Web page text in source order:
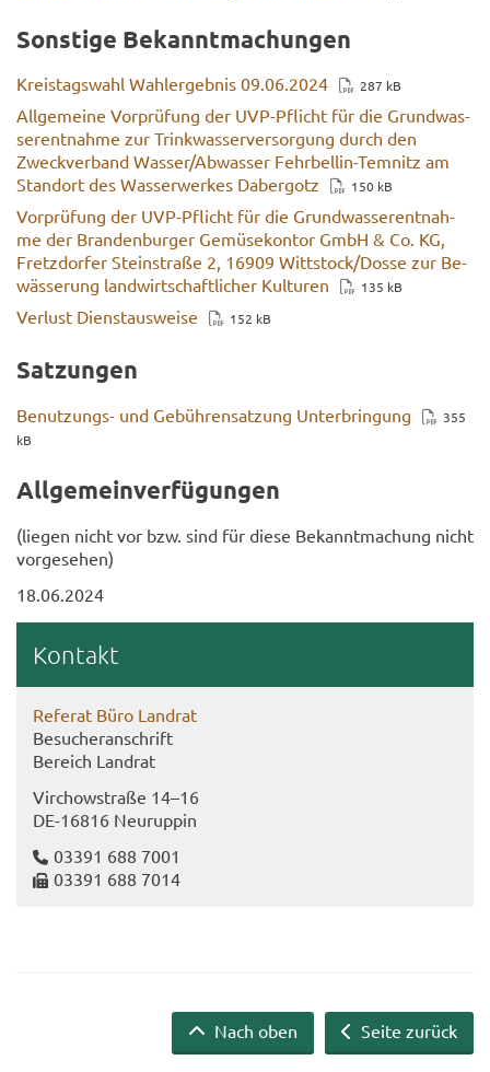
Sons­ti­ge Be­kannt­ma­chun­gen
Kreis­tags­wahl Wahl­er­geb­nis 09.06.2024 287 kB
All­ge­mei­ne Vor­prü­fung der UVP-​Pflicht für die Grund­was­
ser­ent­nah­me zur Trink­was­ser­ver­sor­gung durch den
Zweck­ver­band Was­ser/Ab­was­ser Fehrbellin-​Temnitz am
Stand­ort des Was­ser­wer­kes Da­ber­gotz
150 kB
Vor­prü­fung der UVP-​Pflicht für die Grund­was­ser­ent­nah­
me der Bran­den­bur­ger Ge­mü­se­kon­tor GmbH & Co. KG,
Fretz­dor­fer Stein­stra­ße 2, 16909 Witt­stock/Dosse zur Be­
wäs­se­rung land­wirt­schaft­li­cher Kul­tu­ren
135 kB
Ver­lust Dienst­aus­wei­se 152 kB
Sat­zun­gen
Benutzungs-​ und Ge­büh­ren­sat­zung Un­ter­brin­gung
355
kB
All­ge­mein­ver­fü­gun­gen
(lie­gen nicht vor bzw. sind für diese Be­kannt­ma­chung nicht
vor­ge­se­hen)
18.06.2024
Kon­takt
Re­fe­rat Büro Land­rat
Be­su­cher­an­schrift
Be­reich Land­rat
Virch­ow­stra­ße 14–16
DE-​16816 Neu­rup­pin
03391 688 7001
03391 688 7014
Seite zurück
Nach oben